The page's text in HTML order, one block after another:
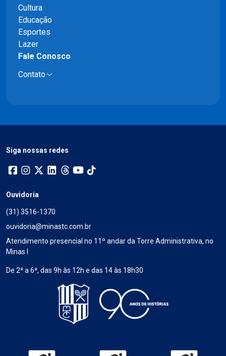
Cultura
Educação
Esportes
Lazer
Fale Conosco
Contato
Siga nossas redes
Ouvidoria
(31) 3516-1370
ouvidoria@minastc.com.br
Atendimento presencial no 11º andar da Torre Administrativa, no
Minas I
De 2ª a 6ª, das 9h às 12h e das 14 às 18h30